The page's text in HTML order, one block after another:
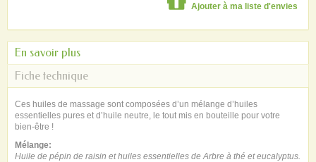
Ajouter à ma liste d'envies
En savoir plus
Fiche technique
Ces huiles de massage sont composées d’un mélange d’huiles
essentielles pures et d’huile neutre, le tout mis en bouteille pour votre
bien-être !
Mélange:
Huile de pépin de raisin et huiles essentielles de Arbre à thé et eucalyptus.